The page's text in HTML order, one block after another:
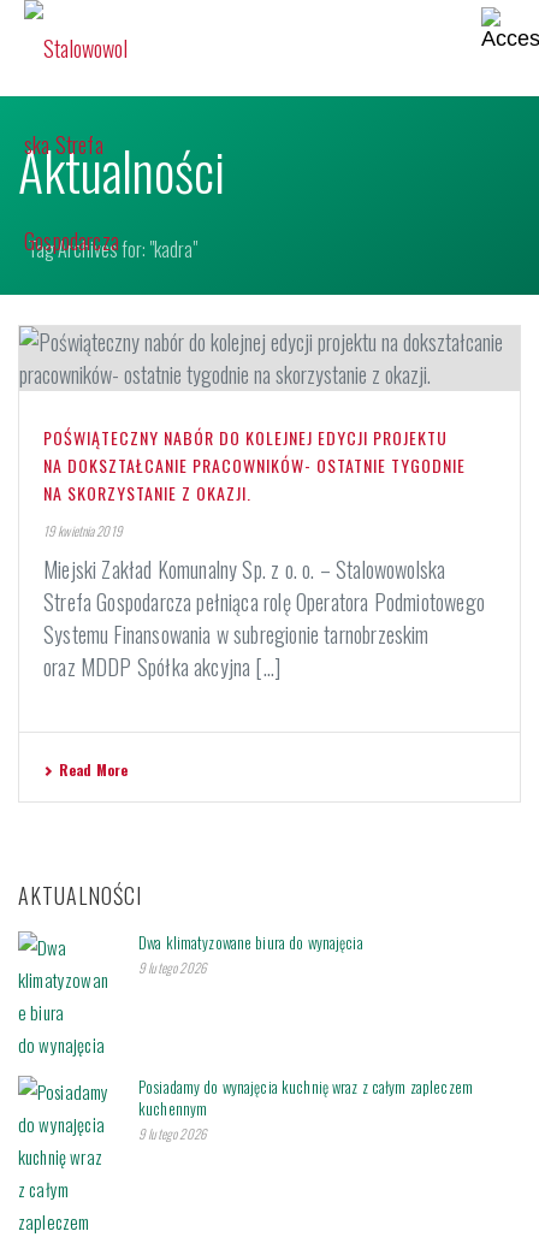
Aktualności
Tag Archives for: "kadra"
POŚWIĄTECZNY NABÓR DO KOLEJNEJ EDYCJI PROJEKTU
NA DOKSZTAŁCANIE PRACOWNIKÓW- OSTATNIE TYGODNIE
NA SKORZYSTANIE Z OKAZJI.
19 kwietnia 2019
Miejski Zakład Komunalny Sp. z o. o. – Stalowowolska
Strefa Gospodarcza pełniąca rolę Operatora Podmiotowego
Systemu Finansowania w subregionie tarnobrzeskim
oraz MDDP Spółka akcyjna [...]
Read More
AKTUALNOŚCI
Dwa klimatyzowane biura do wynajęcia
9 lutego 2026
Posiadamy do wynajęcia kuchnię wraz z całym zapleczem
kuchennym
9 lutego 2026